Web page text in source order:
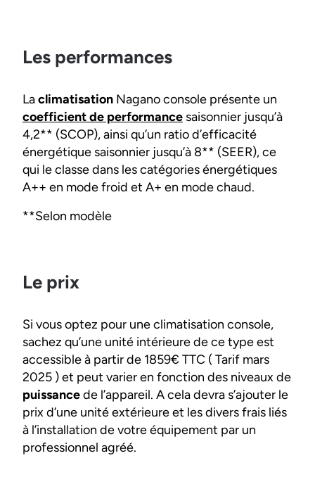
Les performances
Laclimatisation Nagano console présente un
coefficient de performance saisonnier jusqu’à
4,2** (SCOP), ainsi qu’un ratio d’efficacité
énergétique saisonnier jusqu’à 8** (SEER), ce
qui le classe dans les catégories énergétiques
A++ en mode froid et A+ en mode chaud.
**Selon modèle
Le prix
Si vous optez pour une climatisation console,
sachez qu’une unité intérieure de ce type est
accessible à partir de 1859€ TTC ( Tarif mars
2025 ) et peut varier en fonction des niveaux de
puissancede l’appareil. A cela devra s’ajouter le
prix d’une unité extérieure et les divers frais liés
à l’installation de votre équipement par un
professionnel agréé.